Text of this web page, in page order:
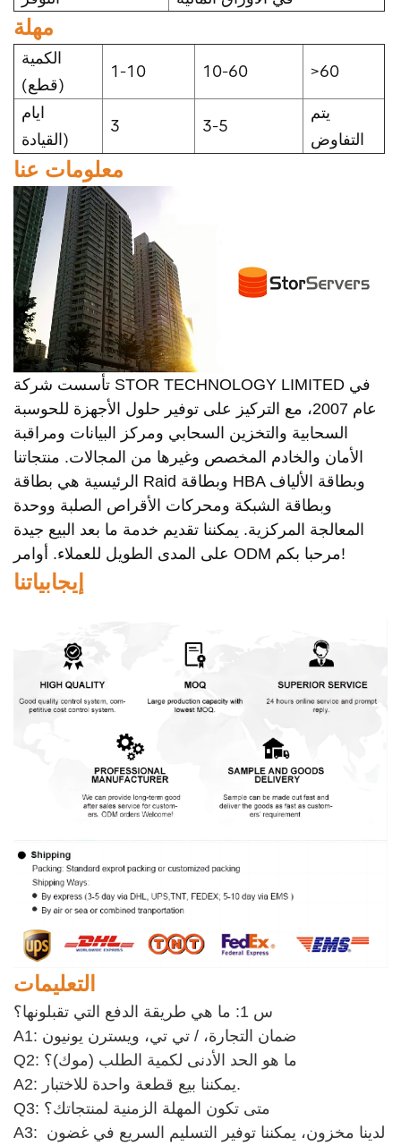
مهلة
الكمية
(قطع)
1-10 10-60 >60
ايام
القيادة)
3 3-5
يتم
التفاوض
معلومات عنا
تأسست شركة STOR TECHNOLOGY LIMITED في
عام 2007، مع التركيز على توفير حلول الأجهزة للحوسبة
السحابية والتخزين السحابي ومركز البيانات ومراقبة
الأمان والخادم المخصص وغيرها من المجالات. منتجاتنا
الرئيسية هي بطاقة Raid وبطاقة HBA وبطاقة الألياف
وبطاقة الشبكة ومحركات الأقراص الصلبة ووحدة
المعالجة المركزية. يمكننا تقديم خدمة ما بعد البيع جيدة
على المدى الطويل للعملاء. أوامر ODM مرحبا بكم!
إيجابياتنا
التعليمات
س 1: ما هي طريقة الدفع التي تقبلونها؟
A1: ضمان التجارة، / تي تي، ويسترن يونيون
Q2: ما هو الحد الأدنى لكمية الطلب (موك)؟
A2: يمكننا بيع قطعة واحدة للاختبار.
Q3: متى تكون المهلة الزمنية لمنتجاتك؟
A3: لدينا مخزون، يمكننا توفير التسليم السريع في غضون